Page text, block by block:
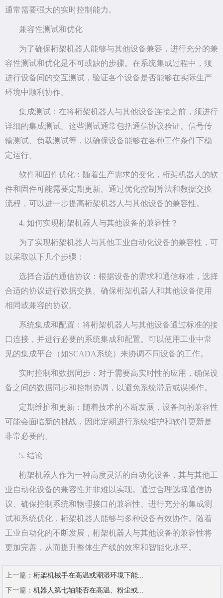
通常需要强大的实时控制能力。
兼容性测试和优化
为了确保桁架机器人能够与其他设备兼容，进行充分的兼
容性测试和优化是不可或缺的步骤。在系统集成过程中，须
进行设备间的交互测试，验证各个设备是否能够在实际生产
环境中顺利协作。
集成测试：在将桁架机器人与其他设备连接之前，须进行
详细的集成测试。这些测试通常包括通信协议验证、信号传
输测试、负载测试等，以确保设备能够在各种工作条件下稳
定运行。
软件和固件优化：随着生产需求的变化，桁架机器人的软
件和固件可能需要定期更新。通过优化控制算法和数据交换
流程，可以进一步提高桁架机器人与其他设备的兼容性。
4. 如何实现桁架机器人与其他设备的兼容性？
为了实现桁架机器人与其他工业自动化设备的兼容性，可
以采取以下几个步骤：
选择合适的通信协议：根据设备的需求和通信标准，选择
合适的协议进行数据交换。确保桁架机器人和其他设备使用
相同或兼容的协议。
系统集成和配置：将桁架机器人与其他设备通过标准的接
口连接，并进行必要的系统集成和配置。可以使用工业中常
见的集成平台（如SCADA系统）来协调不同设备的工作。
实时控制和数据同步：对于需要高实时性的应用，确保设
备之间的数据同步和控制协调，以避免系统滞后或误操作。
定期维护和更新：随着技术的不断发展，设备间的兼容性
可能会面临新的挑战，因此定期进行系统维护和软件更新是
非常必要的。
5. 结论
桁架机器人作为一种高度灵活的自动化设备，其与其他工
业自动化设备的兼容性并非难以实现。通过合理选择通信协
议、确保控制系统和物理接口的兼容性、进行充分的集成测
试和系统优化，桁架机器人能够与多种设备有效协作。随着
工业自动化的不断发展，桁架机器人与其他设备的兼容性将
更加完善，从而提升整体生产线的效率和智能化水平。
上一篇： 桁架机械手在高温或潮湿环境下能...
下一篇： 机器人第七轴能否在高温、粉尘或...